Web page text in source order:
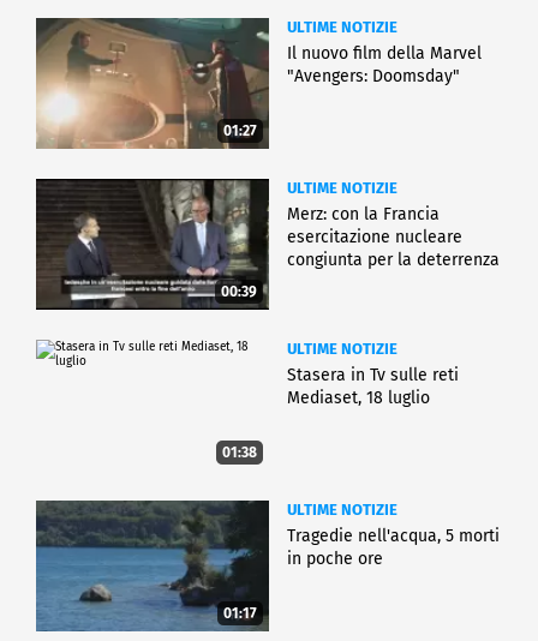
01:27
ULTIME NOTIZIE
Il nuovo film della Marvel
"Avengers: Doomsday"
00:39
ULTIME NOTIZIE
Merz: con la Francia
esercitazione nucleare
congiunta per la deterrenza
01:38
ULTIME NOTIZIE
Stasera in Tv sulle reti
Mediaset, 18 luglio
01:17
ULTIME NOTIZIE
Tragedie nell'acqua, 5 morti
in poche ore